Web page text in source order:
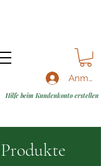
Hilfe beim Kundenkonto erstellen